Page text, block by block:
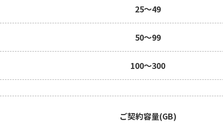
25～49
50～99
100～300
ご契約容量(GB)